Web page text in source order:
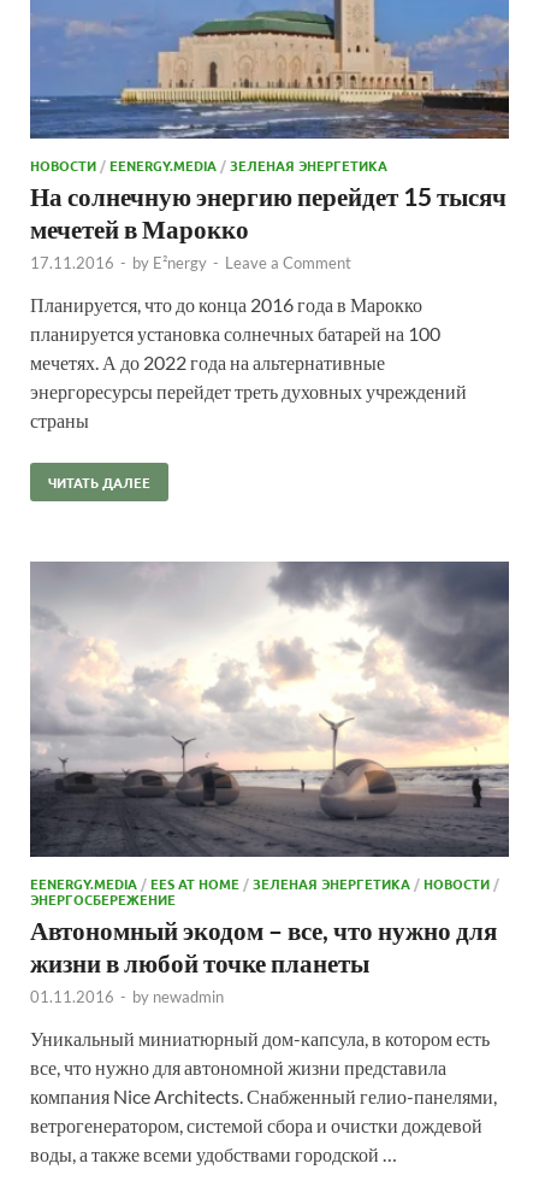
НОВОСТИ /EENERGY.MEDIA /ЗЕЛЕНАЯ ЭНЕРГЕТИКА
На солнечную энергию перейдет 15 тысяч
мечетей в Марокко
17.11.2016 - by E²nergy - Leave a Comment
Планируется, что до конца 2016 года в Марокко
планируется установка солнечных батарей на 100
мечетях. А до 2022 года на альтернативные
энергоресурсы перейдет треть духовных учреждений
страны
ЧИТАТЬ ДАЛЕЕ
EENERGY.MEDIA/EES AT HOME/ЗЕЛЕНАЯ ЭНЕРГЕТИКА/НОВОСТИ/
ЭНЕРГОСБЕРЕЖЕНИЕ
Автономный экодом – все, что нужно для
жизни в любой точке планеты
01.11.2016 - by newadmin
Уникальный миниатюрный дом-капсула, в котором есть
все, что нужно для автономной жизни представила
компания Nice Architects. Снабженный гелио-панелями,
ветрогенератором, системой сбора и очистки дождевой
воды, а также всеми удобствами городской …